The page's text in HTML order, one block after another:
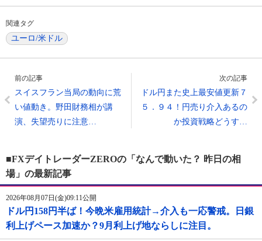
関連タグ
ユーロ/米ドル
前の記事
スイスフラン当局の動向に荒
い値動き。野田財務相が講
演、失望売りに注意…
次の記事
ドル円また史上最安値更新７
５．９４！円売り介入あるの
か投資戦略どうす…
■FXデイトレーダーZEROの「なんで動いた？ 昨日の相
場」の最新記事
2026年08月07日(金)09:11公開
ドル円158円半ば！今晩米雇用統計→介入も一応警戒。日銀
利上げペース加速か？9月利上げ地ならしに注目。